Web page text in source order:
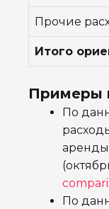
Прочие
Итого
Примеры
По
аренды
По